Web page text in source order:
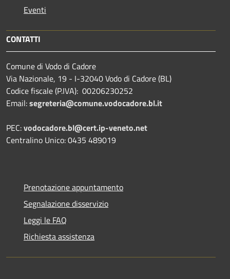
Eventi
CONTATTI
Comune di Vodo di Cadore
Via Nazionale, 19 - I-32040 Vodo di Cadore (BL)
Codice fiscale (P.IVA): 00206230252
Email:segreteria@comune.vodocadore.bl.it
PEC:vodocadore.bl@cert.ip-veneto.net
Centralino Unico: 0435 489019
Prenotazione appuntamento
Segnalazione disservizio
Leggi le FAQ
Richiesta assistenza